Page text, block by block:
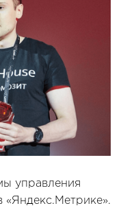
управления
«Яндекс.Метрике».